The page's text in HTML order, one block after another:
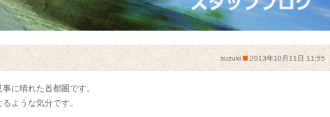
suzuki 2013年10月11日 11:55
に晴れた首都圏です。
ような気分です。